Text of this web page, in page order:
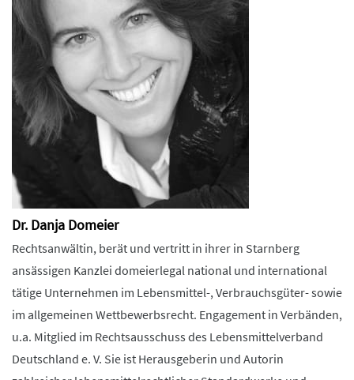
Dr. Danja Domeier
Rechtsanwältin, berät und vertritt in ihrer in Starnberg
ansässigen Kanzlei domeierlegal national und international
tätige Unternehmen im Lebensmittel-, Verbrauchsgüter- sowie
im allgemeinen Wettbewerbsrecht. Engagement in Verbänden,
u.a. Mitglied im Rechtsausschuss des Lebensmittelverband
Deutschland e. V. Sie ist Herausgeberin und Autorin